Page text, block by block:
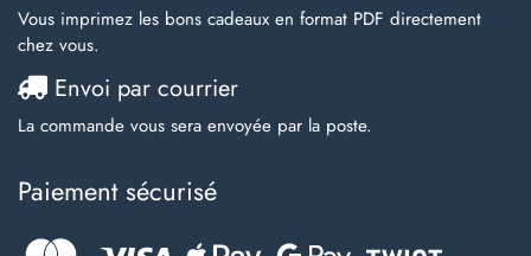
Vous imprimez les bons cadeaux en format PDF directement
chez vous.
Envoi par courrier
La commande vous sera envoyée par la poste.
Paiement sécurisé